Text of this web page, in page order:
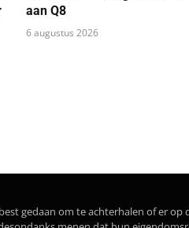
aan Q8
6 augustus 2026
gedaan om te achterhalen of er op